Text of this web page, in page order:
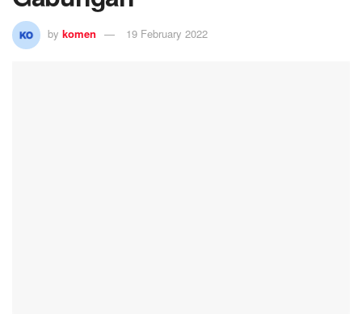
by komen 19 February 2022